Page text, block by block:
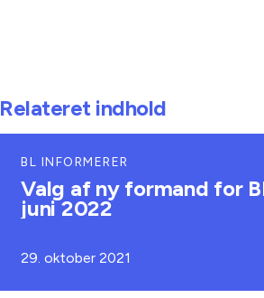
Relateret indhold
BL INFORMERER
Valg af ny formand for
juni 2022
29. oktober 2021